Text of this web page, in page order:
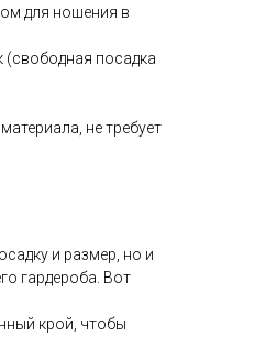
для ношения в
(свободная посадка
не требует
и размер, но и
гардероба. Вот
крой, чтобы